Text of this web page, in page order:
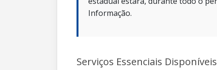
Informação.
Serviços Essenciais